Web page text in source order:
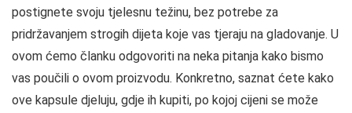
postignete svoju tjelesnu težinu, bez potrebe za
pridržavanjem strogih dijeta koje vas tjeraju na gladovanje. U
ovom ćemo članku odgovoriti na neka pitanja kako bismo
vas poučili o ovom proizvodu. Konkretno, saznat ćete kako
ove kapsule djeluju, gdje ih kupiti, po kojoj cijeni se može